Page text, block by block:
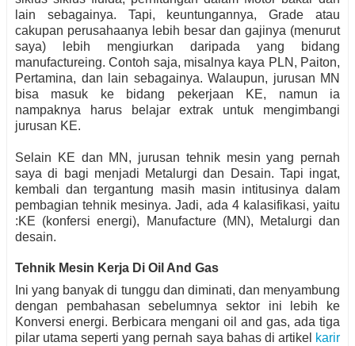
lain sebagainya. Tapi, keuntungannya, Grade atau
cakupan perusahaanya lebih besar dan gajinya (menurut
saya) lebih mengiurkan daripada yang bidang
manufactureing. Contoh saja, misalnya kaya PLN, Paiton,
Pertamina, dan lain sebagainya. Walaupun, jurusan MN
bisa masuk ke bidang pekerjaan KE, namun ia
nampaknya harus belajar extrak untuk mengimbangi
jurusan KE.
Selain KE dan MN, jurusan tehnik mesin yang pernah
saya di bagi menjadi Metalurgi dan Desain. Tapi ingat,
kembali dan tergantung masih masin intitusinya dalam
pembagian tehnik mesinya. Jadi, ada 4 kalasifikasi, yaitu
:KE (konfersi energi), Manufacture (MN), Metalurgi dan
desain.
Tehnik Mesin Kerja Di Oil And Gas
Ini yang banyak di tunggu dan diminati, dan menyambung
dengan pembahasan sebelumnya sektor ini lebih ke
Konversi energi. Berbicara mengani oil and gas, ada tiga
pilar utama seperti yang pernah saya bahas di artikel karir